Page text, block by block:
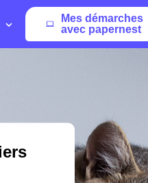
Mes démarches
avec papernest